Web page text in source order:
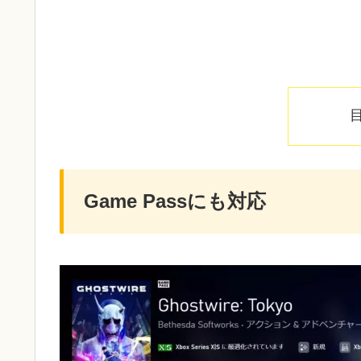
Game Passにも対応